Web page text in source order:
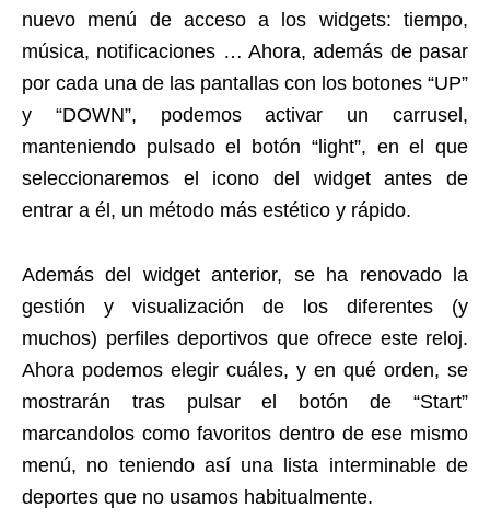
nuevo menú de acceso a los widgets: tiempo,
música, notificaciones … Ahora, además de pasar
por cada una de las pantallas con los botones “UP”
y “DOWN”, podemos activar un carrusel,
manteniendo pulsado el botón “light”, en el que
seleccionaremos el icono del widget antes de
entrar a él, un método más estético y rápido.
Además del widget anterior, se ha renovado la
gestión y visualización de los diferentes (y
muchos) perfiles deportivos que ofrece este reloj.
Ahora podemos elegir cuáles, y en qué orden, se
mostrarán tras pulsar el botón de “Start”
marcandolos como favoritos dentro de ese mismo
menú, no teniendo así una lista interminable de
deportes que no usamos habitualmente.